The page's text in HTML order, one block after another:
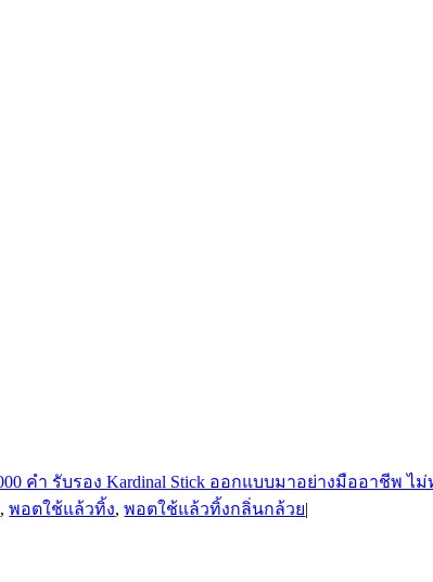
,พอตใช้แล้วทิ้ง,พอตใช้แล้วทิ้งกลิ่นกล้วย|